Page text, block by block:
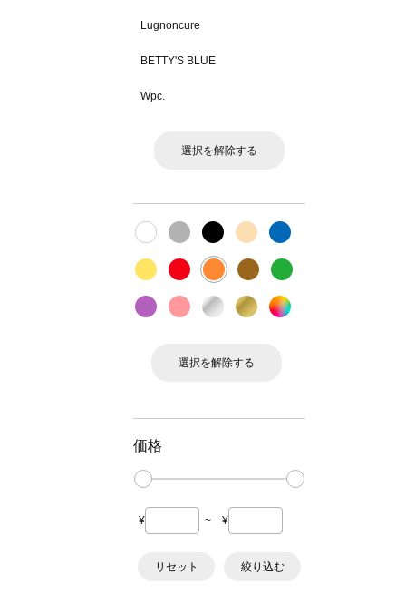
Lugnoncure
BETTY'S BLUE
Wpc.
選択を解除する
選択を解除する
価格
¥ ~ ¥
リセット 絞り込む